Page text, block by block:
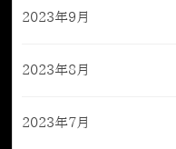
2023年9月
2023年8月
2023年7月